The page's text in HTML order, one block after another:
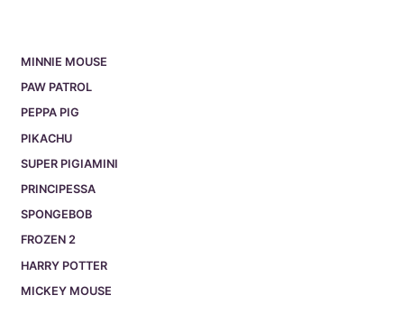
MINNIE MOUSE
PAW PATROL
PEPPA PIG
PIKACHU
SUPER PIGIAMINI
PRINCIPESSA
SPONGEBOB
FROZEN 2
HARRY POTTER
MICKEY MOUSE